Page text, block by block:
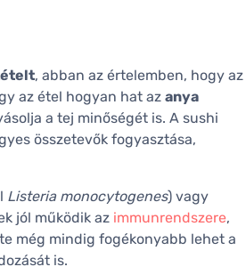
, abban az értelemben, hogy az
az étel hogyan hat az anya
a tej minőségét is. A sushi
összetevők fogyasztása,
Listeria monocytogenes) vagy
jól működik az immunrendszere,
még mindig fogékonyabb lehet a
is.